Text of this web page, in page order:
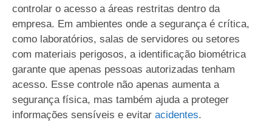
controlar o acesso a áreas restritas dentro da
empresa. Em ambientes onde a segurança é crítica,
como laboratórios, salas de servidores ou setores
com materiais perigosos, a identificação biométrica
garante que apenas pessoas autorizadas tenham
acesso. Esse controle não apenas aumenta a
segurança física, mas também ajuda a proteger
informações sensíveis e evitar acidentes.